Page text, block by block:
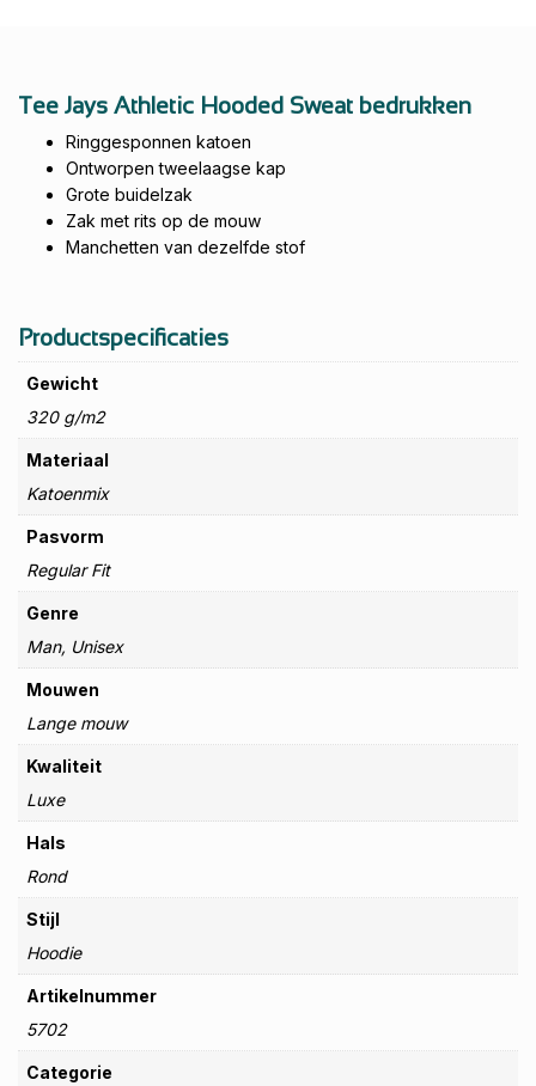
Tee Jays Athletic Hooded Sweat bedrukken
Ringgesponnen katoen
Ontworpen tweelaagse kap
Grote buidelzak
Zak met rits op de mouw
Manchetten van dezelfde stof
Productspecificaties
Gewicht
320 g/m2
Materiaal
Katoenmix
Pasvorm
Regular Fit
Genre
Man, Unisex
Mouwen
Lange mouw
Kwaliteit
Luxe
Hals
Rond
Stijl
Hoodie
Artikelnummer
5702
Categorie